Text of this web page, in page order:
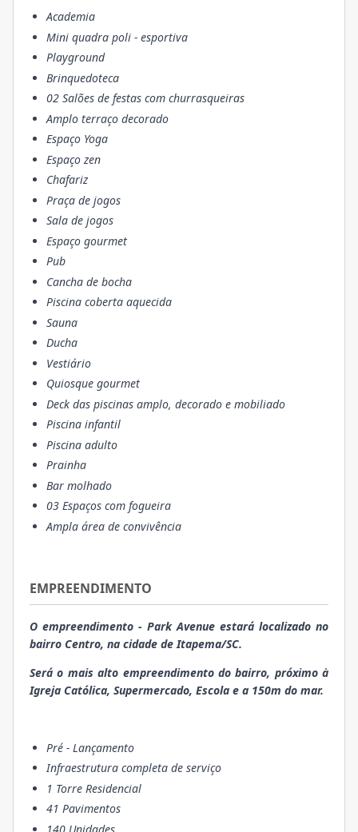
Academia
Mini quadra poli - esportiva
Playground
Brinquedoteca
02 Salões de festas com churrasqueiras
Amplo terraço decorado
Espaço Yoga
Espaço zen
Chafariz
Praça de jogos
Sala de jogos
Espaço gourmet
Pub
Cancha de bocha
Piscina coberta aquecida
Sauna
Ducha
Vestiário
Quiosque gourmet
Deck das piscinas amplo, decorado e mobiliado
Piscina infantil
Piscina adulto
Prainha
Bar molhado
03 Espaços com fogueira
Ampla área de convivência
EMPREENDIMENTO
O empreendimento - Park Avenue estará localizado no
bairro Centro, na cidade de Itapema/SC.
Será o mais alto empreendimento do bairro, próximo à
Igreja Católica, Supermercado, Escola e a 150m do mar.
Pré - Lançamento
Infraestrutura completa de serviço
1 Torre Residencial
41 Pavimentos
140 Unidades